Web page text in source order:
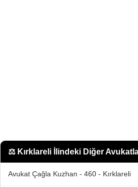
⚖️ Kırklareli İlindeki Diğer
Avukat Çağla Kuzhan - 460 - Kırklareli